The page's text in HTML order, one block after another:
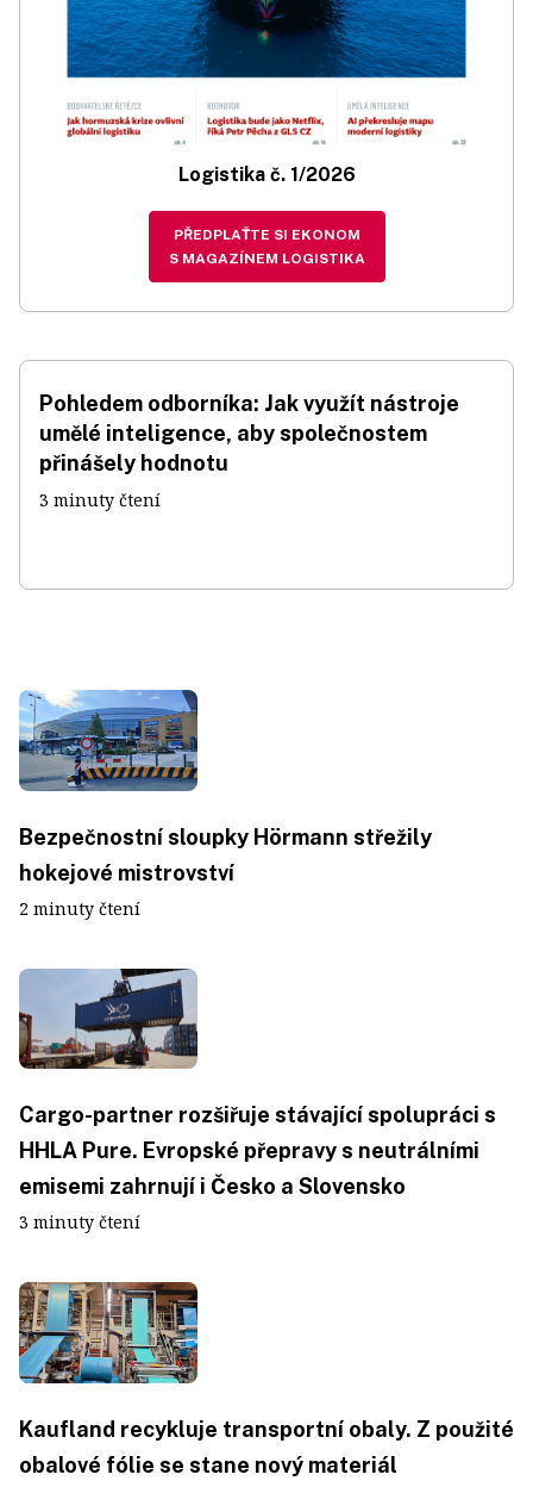
Logistika č. 1/2026
PŘEDPLAŤTE SI EKONOM
S MAGAZÍNEM LOGISTIKA
Pohledem odborníka: Jak využít nástroje
umělé inteligence, aby společnostem
přinášely hodnotu
3 minuty čtení
Bezpečnostní sloupky Hörmann střežily
hokejové mistrovství
2 minuty čtení
Cargo-partner rozšiřuje stávající spolupráci s
HHLA Pure. Evropské přepravy s neutrálními
emisemi zahrnují i Česko a Slovensko
3 minuty čtení
Kaufland recykluje transportní obaly. Z použité
obalové fólie se stane nový materiál